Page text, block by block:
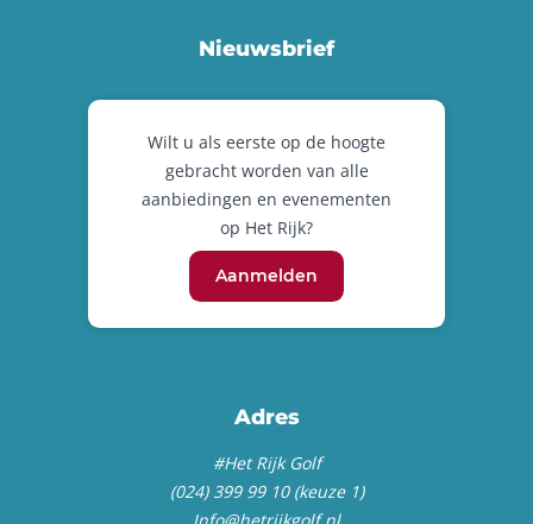
Nieuwsbrief
Wilt u als eerste op de hoogte
gebracht worden van alle
aanbiedingen en evenementen
op Het Rijk?
Aanmelden
Adres
#Het Rijk Golf
(024) 399 99 10 (keuze 1)